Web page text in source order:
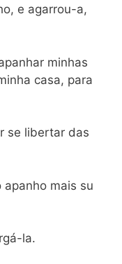
e agarrou-a,
minhas
casa, para
se libertar das
mais su
la.